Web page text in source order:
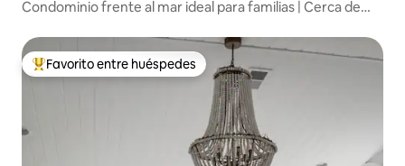
Condominio frente al mar ideal para familias | Cerca de
Favorito entre huéspedes preferido
Favorito entre huéspedes